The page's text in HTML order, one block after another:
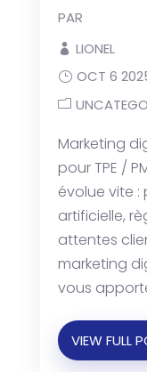
PAR
LIONEL
OCT 6
Marketing
pour TPE /
évolue vite
artificielle,
attentes
marketing
vous
VIEW FULL